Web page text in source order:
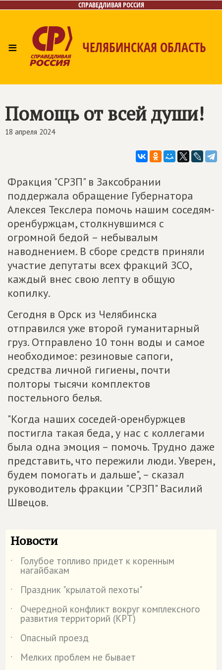
СПРАВЕДЛИВАЯ РОССИЯ
≡ ЧЕЛЯБИНСКАЯ ОБЛАСТЬ
Помощь от всей души!
18 апреля 2024
Фракция "СРЗП" в Заксобрании
поддержала обращение Губернатора
Алексея Текслера помочь нашим соседям-
оренбуржцам, столкнувшимся с
огромной бедой – небывалым
наводнением. В сборе средств приняли
участие депутаты всех фракций ЗСО,
каждый внес свою лепту в общую
копилку.
Сегодня в Орск из Челябинска
отправился уже второй гуманитарный
груз. Отправлено 10 тонн воды и самое
необходимое: резиновые сапоги,
средства личной гигиены, почти
полторы тысячи комплектов
постельного белья.
"Когда наших соседей-оренбуржцев
постигла такая беда, у нас с коллегами
была одна эмоция – помочь. Трудно даже
представить, что пережили люди. Уверен,
будем помогать и дальше", – сказал
руководитель фракции "СРЗП" Василий
Швецов.
Новости
˙ Голубое топливо придет к коренным
нагайбакам
˙
Праздник "крылатой пехоты"
˙
Очередной конфликт вокруг комплексного
развития территорий (КРТ)
˙
Опасный проезд
˙
Мелких проблем не бывает